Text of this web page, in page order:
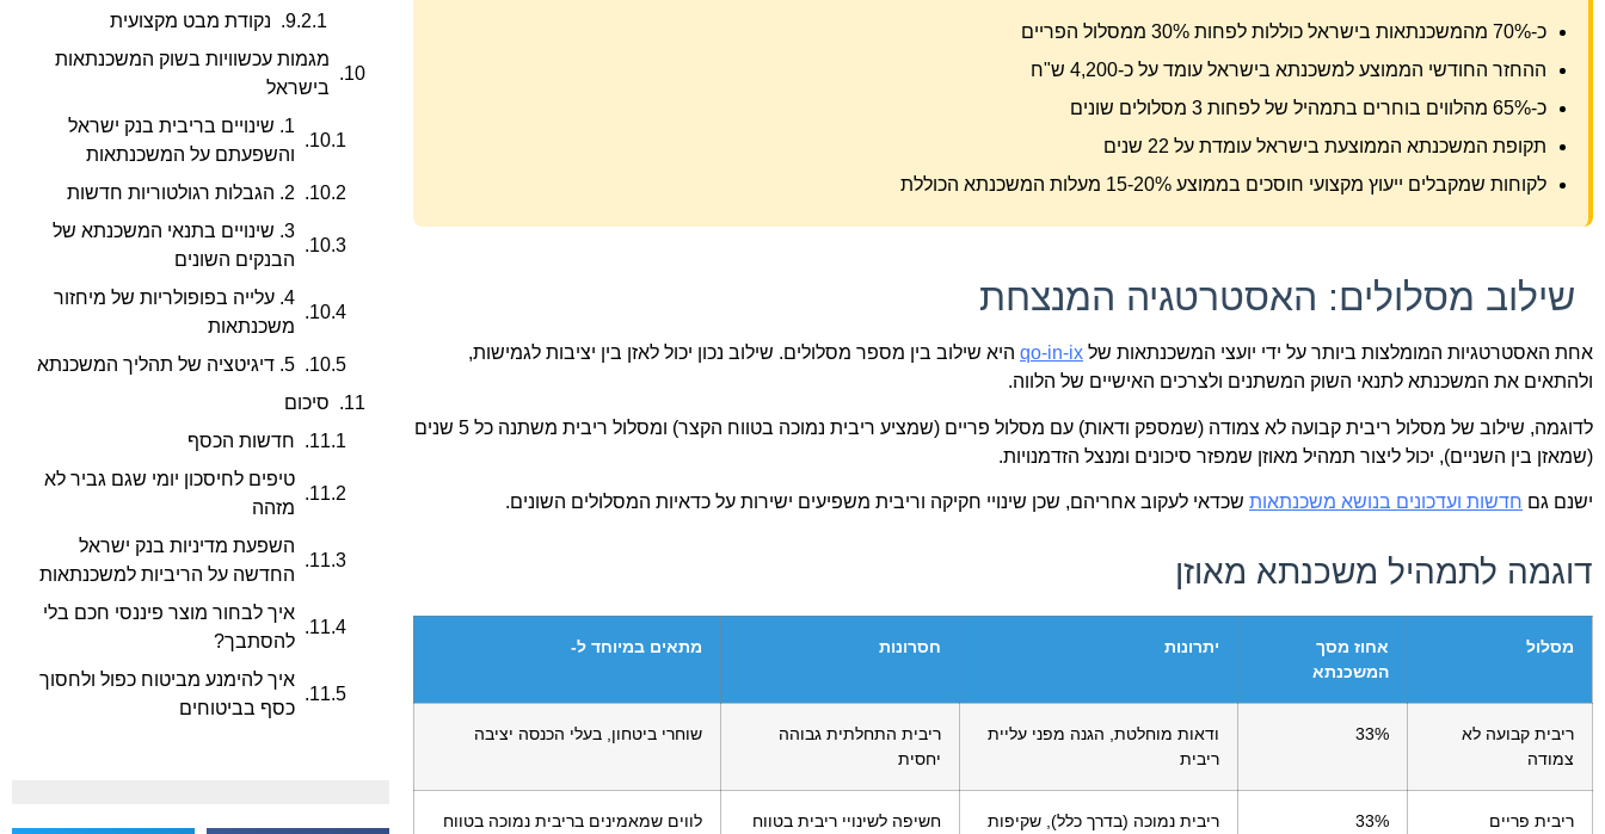
כ-70% מהמשכנתאות בישראל כוללות לפחות 30% ממסלול הפריים
ההחזר החודשי הממוצע למשכנתא בישראל עומד על כ-4,200 ש"ח
כ-65% מהלווים בוחרים בתמהיל של לפחות 3 מסלולים שונים
תקופת המשכנתא הממוצעת בישראל עומדת על 22 שנים
לקוחות שמקבלים ייעוץ מקצועי חוסכים בממוצע 15-20% מעלות המשכנתא הכוללת
שילוב מסלולים: האסטרטגיה המנצחת
אחת האסטרטגיות המומלצות ביותר על ידי יועצי המשכנתאות של qo-in-ix היא שילוב בין מספר מסלולים. שילוב נכון יכול לאזן בין יציבות לגמישות,
ולהתאים את המשכנתא לתנאי השוק המשתנים ולצרכים האישיים של הלווה.
לדוגמה, שילוב של מסלול ריבית קבועה לא צמודה (שמספק ודאות) עם מסלול פריים (שמציע ריבית נמוכה בטווח הקצר) ומסלול ריבית משתנה כל 5 שנים
(שמאזן בין השניים), יכול ליצור תמהיל מאוזן שמפזר סיכונים ומנצל הזדמנויות.
ישנם גם חדשות ועדכונים בנושא משכנתאות שכדאי לעקוב אחריהם, שכן שינויי חקיקה וריבית משפיעים ישירות על כדאיות המסלולים השונים.
דוגמה לתמהיל משכנתא מאוזן
מסלול
אחוז מסך
המשכנתא
יתרונות חסרונות מתאים במיוחד ל-
ריבית קבועה לא
צמודה
33%
ודאות מוחלטת, הגנה מפני עליית
ריבית
ריבית התחלתית גבוהה
יחסית
שוחרי ביטחון, בעלי הכנסה יציבה
ריבית פריים 33% ריבית נמוכה (בדרך כלל), שקיפות
חשיפה לשינויי ריבית בטווח
לווים שמאמינים בריבית נמוכה בטווח
נקודת מבט מקצועית
מגמות עכשוויות בשוק המשכנתאות
בישראל
1. שינויים בריבית בנק ישראל
והשפעתם על המשכנתאות
2. הגבלות רגולטוריות חדשות
3. שינויים בתנאי המשכנתא של
הבנקים השונים
4. עלייה בפופולריות של מיחזור
משכנתאות
5. דיגיטציה של תהליך המשכנתא
סיכום
חדשות הכסף
טיפים לחיסכון יומי שגם גביר לא
מזהה
השפעת מדיניות בנק ישראל
החדשה על הריביות למשכנתאות
איך לבחור מוצר פיננסי חכם בלי
להסתבך?
איך להימנע מביטוח כפול ולחסוך
כסף בביטוחים